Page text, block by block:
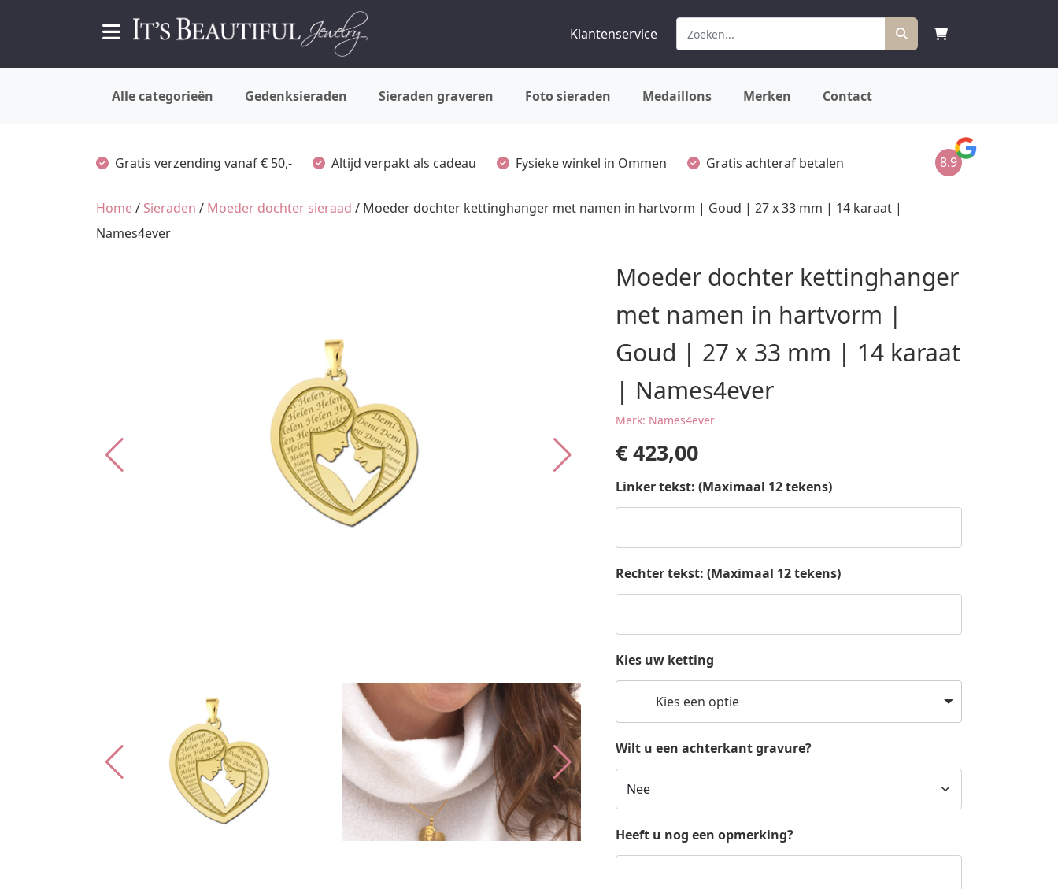
Klantenservice
Alle categorieën Gedenksieraden Sieraden graveren Foto sieraden Medaillons Merken Contact
Gratis verzending vanaf € 50,- Altijd verpakt als cadeau Fysieke winkel in Ommen Gratis achteraf betalen 8.9
Home/ Sieraden / Moeder dochter sieraad / Moeder dochter kettinghanger met namen in hartvorm | Goud | 27 x 33 mm | 14 karaat |
Names4ever
Moeder dochter kettinghanger
met namen in hartvorm |
Goud | 27 x 33 mm | 14 karaat
| Names4ever
Merk: Names4ever
€423,00
Linker tekst: (Maximaal 12 tekens)
Rechter tekst: (Maximaal 12 tekens)
Kies uw ketting
Kies een optie
Wilt u een achterkant gravure?
Heeft u nog een opmerking?